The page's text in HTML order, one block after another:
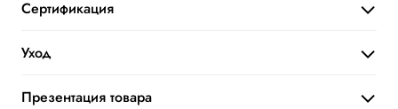
Сертификация
Уход
Презентация товара